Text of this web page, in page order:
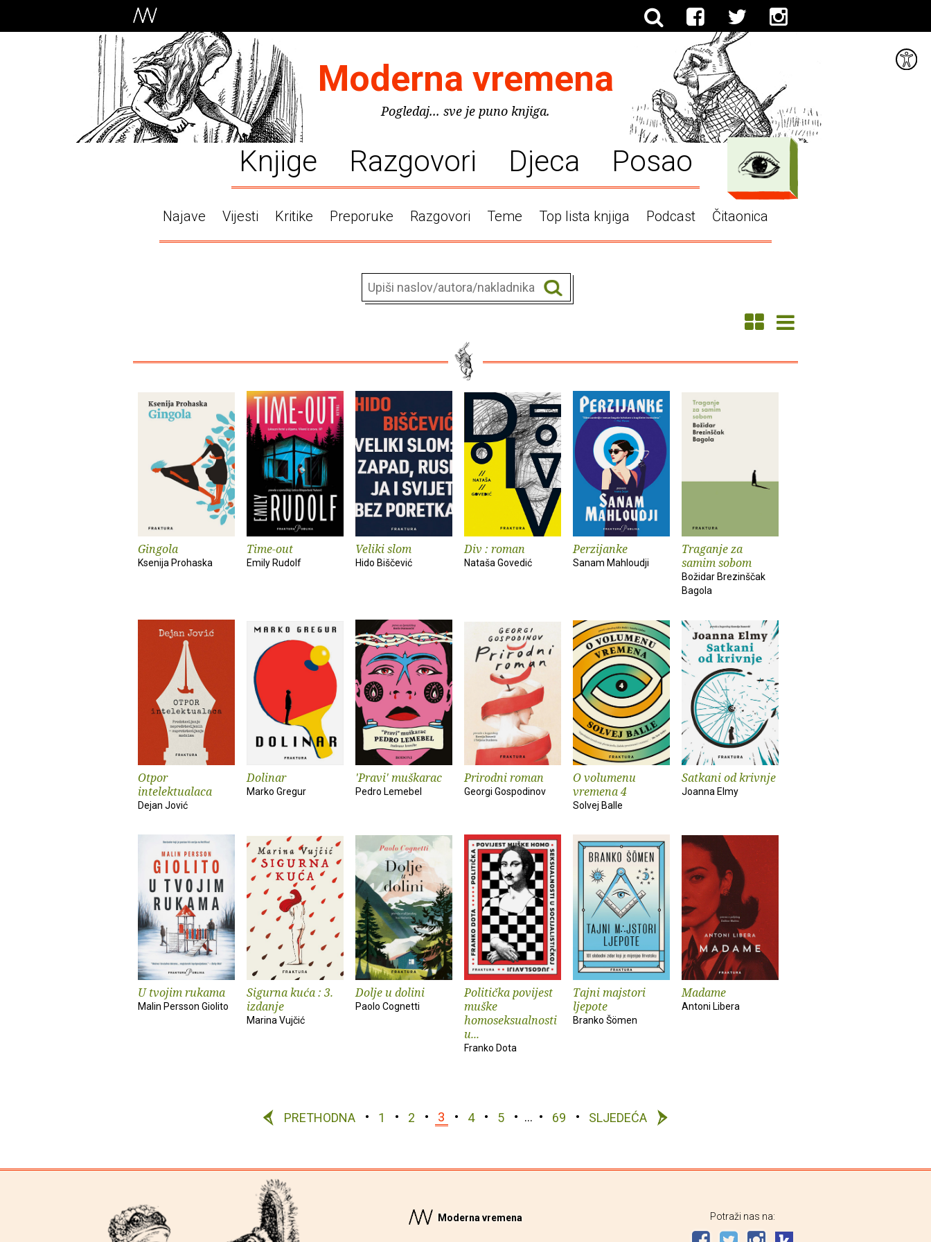
Moderna vremena
Pogledaj... sve je puno knjiga.
Knjige Razgovori Djeca Posao
Najave Vijesti Kritike Preporuke Razgovori Teme Top lista knjiga Podcast Čitaonica
Gingola
Ksenija Prohaska
Time-out
Emily Rudolf
Veliki slom
Hido Biščević
Div : roman
Nataša Govedić
Perzijanke
Sanam Mahloudji
Traganje za
samim sobom
Božidar Brezinščak
Bagola
Otpor
intelektualaca
Dejan Jović
Dolinar
Marko Gregur
'Pravi' muškarac
Pedro Lemebel
Prirodni roman
Georgi Gospodinov
O volumenu
vremena 4
Solvej Balle
Satkani od krivnje
Joanna Elmy
U tvojim rukama
Malin Persson Giolito
Sigurna kuća : 3.
izdanje
Marina Vujčić
Dolje u dolini
Paolo Cognetti
Politička povijest
muške
homoseksualnosti
u...
Franko Dota
Tajni majstori
ljepote
Branko Šömen
Madame
Antoni Libera
PRETHODNA 1 2 3 4 5 … 69 SLJEDEĆA
Moderna vremena Potraži nas na: